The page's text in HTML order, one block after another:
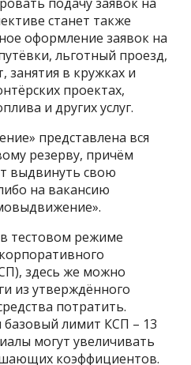
станет также
оформление заявок на
льготный проезд,
занятия в кружках и
проектах,
и других услуг.
представлена вся
резерву, причём
выдвинуть свою
на вакансию
тестовом режиме
здесь же можно
из утверждённого
потратить.
лимит КСП – 13
могут увеличивать
коэффициентов.